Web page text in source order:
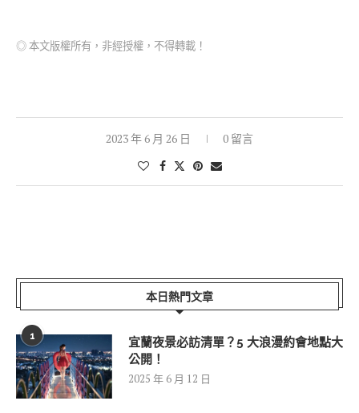
◎ 本文版權所有，非經授權，不得轉載！
2023 年 6 月 26 日 0 留言
本日熱門文章
1
宜蘭夜景必訪清單？5 大浪漫約會地點大
公開！
2025 年 6 月 12 日